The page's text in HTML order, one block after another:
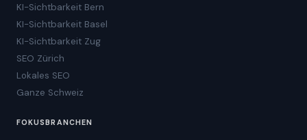
KI-Sichtbarkeit Bern
KI-Sichtbarkeit Basel
KI-Sichtbarkeit Zug
SEO Zürich
Lokales SEO
Ganze Schweiz
FOKUSBRANCHEN